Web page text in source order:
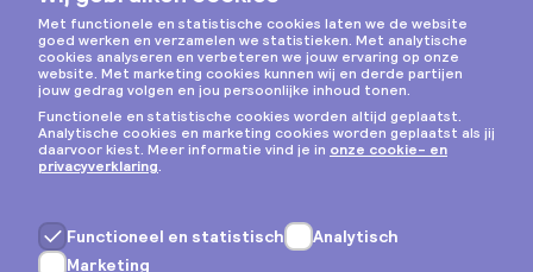
Privacy & cookies
Algemene voorwaarden